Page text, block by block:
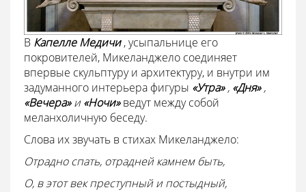
В Капелле Медичи, усыпальнице его
покровителей, Микеланджело соединяет
впервые скульптуру и архитектуру, и внутри им
задуманного интерьера фигуры «Утра», «Дня»,
«Вечера»и«Ночи»ведут между собой
меланхоличную беседу.
Слова их звучать в стихах Микеланджело:
Отрадно спать, отрадней камнем быть,
О, в этот век преступный и постыдный,